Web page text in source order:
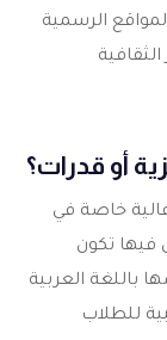
الرسمية
أو قدرات؟
خاصة في
تكون
باللغة العربية
للطلاب